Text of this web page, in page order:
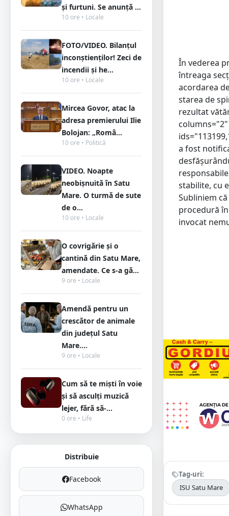
și furtuni. Se anunță ...
10 ore • Locale
FOTO/VIDEO. Bilanțul
inconștienților! Zeci de
incendii și he...
10 ore • Locale
Mircea Govor, atac la
adresa premierului Ilie
Bolojan: „Româ...
10 ore • Politică
VIDEO. Noapte
neobișnuită în Satu
Mare. O turmă de sute
de o...
10 ore • Locale
O covrigărie și o
cantină din Satu Mare,
amendate. Ce s-a gă...
9 ore • Locale
Amendă pentru un
crescător de animale
din județul Satu
Mare....
9 ore • Locale
Cum să te miști în voie
și să asculți muzică
lejer, fără să-...
0 ore • Life
Distribuie
Facebook
WhatsApp
În vederea
întreaga
acordarea
starea de
rezultat
a fost
stabilite, cu
Subliniem
procedură
invocat
Tag-uri:
ISU Satu Mare